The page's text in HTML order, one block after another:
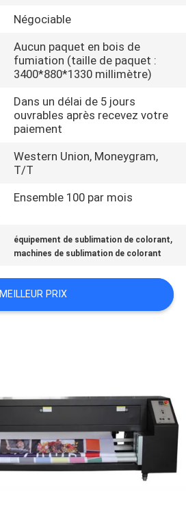
Négociable
Aucun paquet en bois de
fumiation (taille de paquet :
3400*880*1330 millimètre)
Dans un délai de 5 jours
ouvrables après recevez votre
paiement
Western Union, Moneygram,
T/T
Ensemble 100 par mois
équipement de sublimation de colorant,
machines de sublimation de colorant
MEILLEUR PRIX